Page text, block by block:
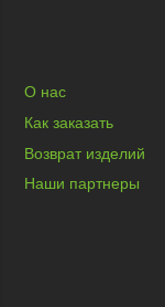
О нас
Как заказать
Возврат изделий
Наши партнеры